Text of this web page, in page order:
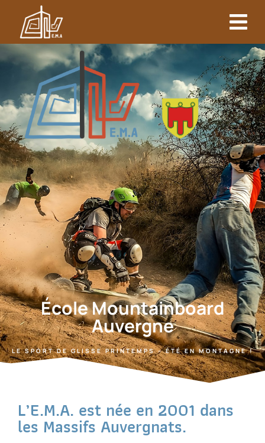
École Mountainboard
Auvergne
LE SPORT DE GLISSE PRINTEMPS – ÉTÉ EN MONTAGNE !
L’E.M.A. est née en 2001 dans
les Massifs Auvergnats.